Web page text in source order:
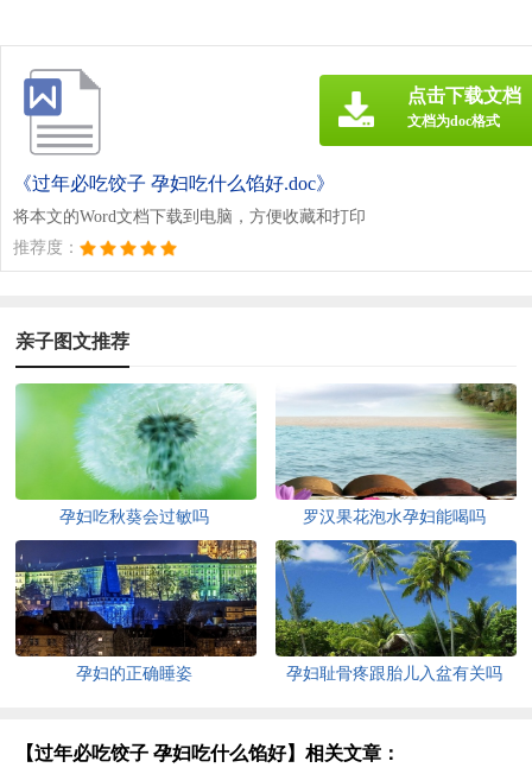
《过年必吃饺子 孕妇吃什么馅好.doc》
将本文的Word文档下载到电脑，方便收藏和打印
推荐度：
点击下载文档
文档为doc格式
亲子图文推荐
孕妇吃秋葵会过敏吗 罗汉果花泡水孕妇能喝吗
孕妇的正确睡姿 孕妇耻骨疼跟胎儿入盆有关吗
【过年必吃饺子 孕妇吃什么馅好】相关文章：